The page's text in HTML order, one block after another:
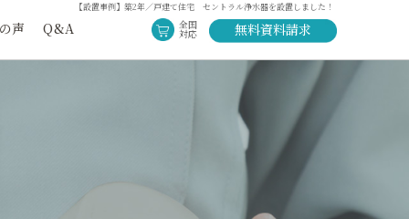
【設置事例】築2年／戸建て住宅 セントラル浄水器を設置しました！
声 Q&A 全国
対応 無料資料請求